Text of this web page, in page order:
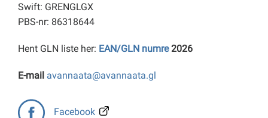
Swift: GRENGLGX
PBS-nr: 86318644
Hent GLN liste her: EAN/GLN numre2026
E-mail avannaata@avannaata.gl
Facebook